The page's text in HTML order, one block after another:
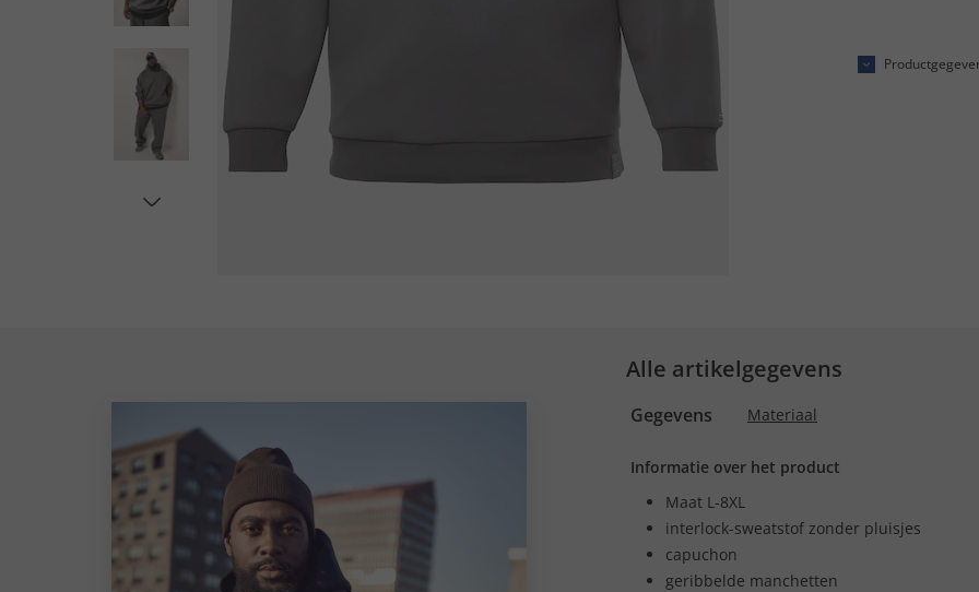
Alle artikelgegevens
Gegevens Materiaal
Informatie over het product
Maat L-8XL
interlock-sweatstof zonder pluisjes
capuchon
geribbelde manchetten